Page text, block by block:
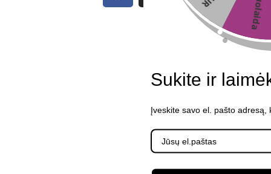
Sukite ir
Įveskite savo el. pašto adresą,